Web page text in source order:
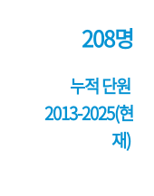
208명
누적 단원
2013-2025(현
재)